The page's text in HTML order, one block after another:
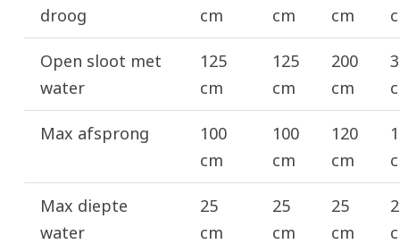
droog
cm
cm
cm
Open sloot met
water
125
cm
125
cm
200
cm
Max afsprong
100
cm
100
cm
120
cm
Max diepte
water
25
cm
25
cm
25
cm